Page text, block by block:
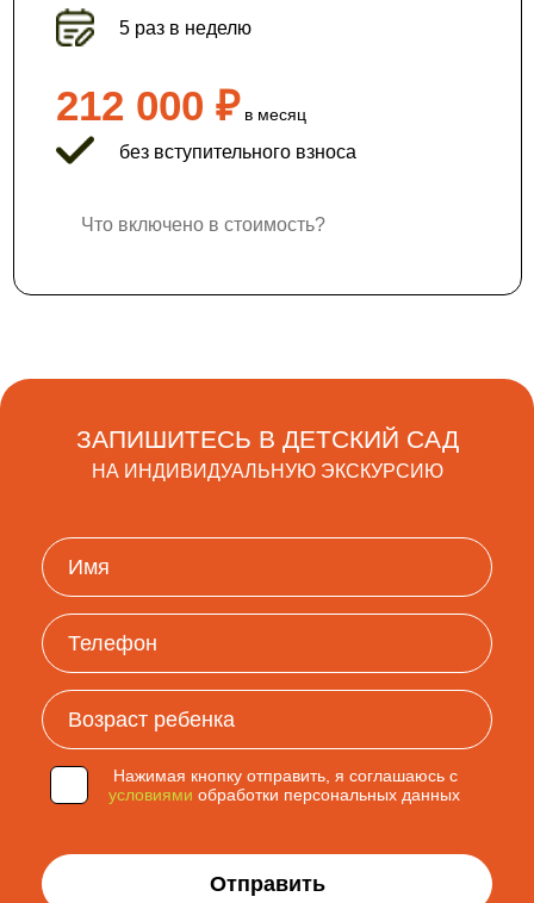
5 раз в неделю
212 000 ₽ в месяц
без вступительного взноса
Что включено в стоимость?
ЗАПИШИТЕСЬ В ДЕТСКИЙ САД
НА ИНДИВИДУАЛЬНУЮ ЭКСКУРСИЮ
Нажимая кнопку отправить, я соглашаюсь с
условиями обработки персональных данных